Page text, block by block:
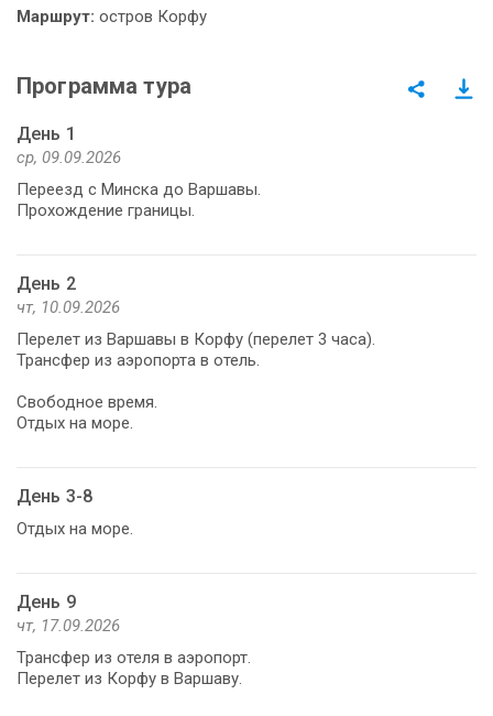
Маршрут: остров Корфу
Программа тура
День 1
ср, 09.09.2026
Переезд с Минска до Варшавы.
Прохождение границы.
День 2
чт, 10.09.2026
Перелет из Варшавы в Корфу (перелет 3 часа).
Трансфер из аэропорта в отель.
Свободное время.
Отдых на море.
День 3-8
Отдых на море.
День 9
чт, 17.09.2026
Трансфер из отеля в аэропорт.
Перелет из Корфу в Варшаву.